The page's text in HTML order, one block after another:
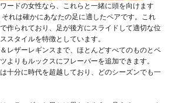
ードの女性なら、これらと一緒に頭を向けます
それは確かにあなたの足に適したペアです。これ
作られており、足が後方にスライドして適切な位
スタイルを特徴としています。
レザーレギンスまで、ほとんどすべてのものとペ
よりもルックスにフレーバーを追加できます。
十分に時代を超越しており、どのシーズンでも一